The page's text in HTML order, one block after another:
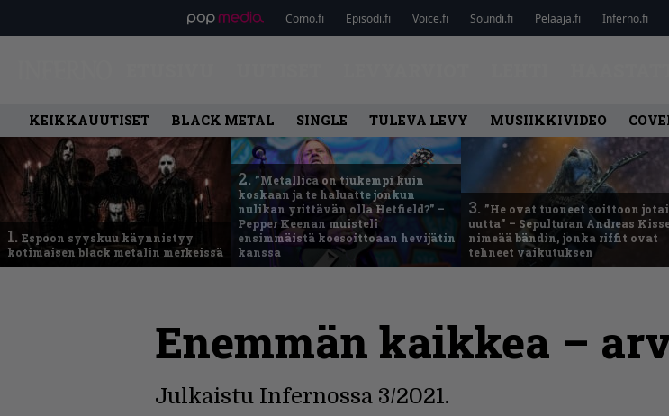
Como.fi Episodi.fi Voice.fi Soundi.fi Pelaaja.fi Inferno.fi
KEIKKAUUTISET BLACK METAL SINGLE TULEVA LEVY MUSIIKKIVIDEO
1. Espoon syyskuu käynnistyy
kotimaisen black metalin merkeissä
2. ”Metallica on tiukempi kuin
koskaan ja te haluatte jonkun
nulikan yrittävän olla Hetfield?” –
Pepper Keenan muisteli
ensimmäistä koesoittoaan hevijätin
kanssa
3. ”He ovat tuoneet soittoon
uutta” – Sepulturan Andreas
nimeää bändin, jonka riffit ovat
tehneet vaikutuksen
Enemmän kaikkea –
Julkaistu Infernossa 3/2021.